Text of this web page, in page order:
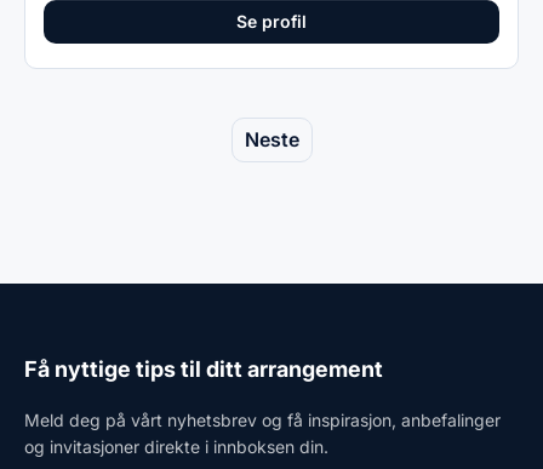
Se profil
Neste
Få nyttige tips til ditt arrangement
Meld deg på vårt nyhetsbrev og få inspirasjon, anbefalinger
og invitasjoner direkte i innboksen din.